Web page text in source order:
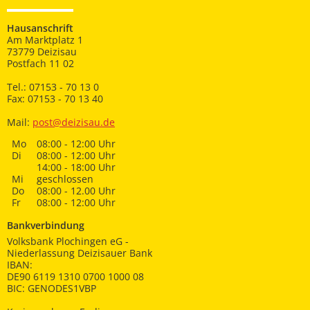
Hausanschrift
Am Marktplatz 1
73779 Deizisau
Postfach 11 02
Tel.: 07153 - 70 13 0
Fax: 07153 - 70 13 40
Mail: post@deizisau.de
Mo
08:00 - 12:00 Uhr
Di
08:00 - 12:00 Uhr
14:00 - 18:00 Uhr
Mi
geschlossen
Do
08:00 - 12.00 Uhr
Fr
08:00 - 12:00 Uhr
Bankverbindung
Volksbank Plochingen eG -
Niederlassung Deizisauer Bank
IBAN:
DE90 6119 1310 0700 1000 08
BIC: GENODES1VBP